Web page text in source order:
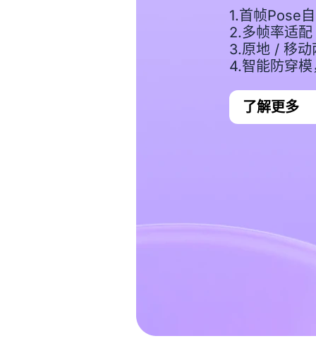
1.首帧Pose
2.多帧率适
3.原地 / 移动
4.智能防穿
了解更多